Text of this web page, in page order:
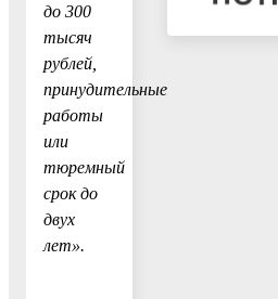
до 300
тысяч
рублей,
принудительные
работы
или
тюремный
срок до
двух
лет».